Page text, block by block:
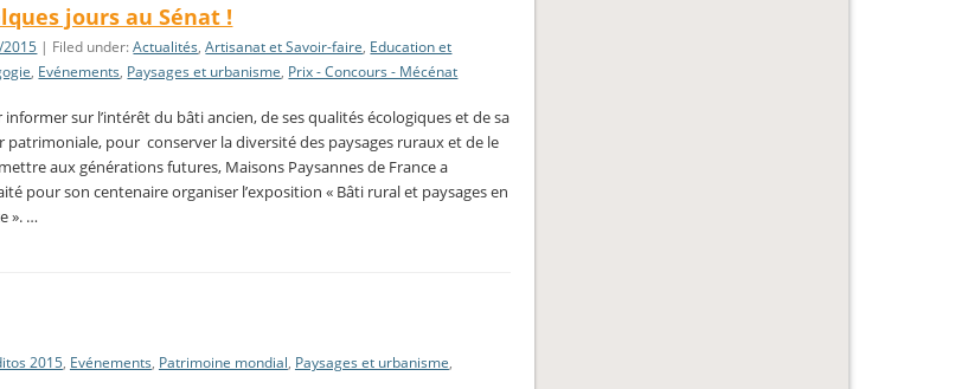
jours au Sénat !
| Filed under:Actualités,Artisanat et Savoir-faire, Education et
, Evénements, Paysages et urbanisme, Prix - Concours - Mécénat
informer sur l’intérêt du bâti ancien, de ses qualités écologiques et de sa
patrimoniale, pour conserver la diversité des paysages ruraux et de le
aux générations futures, Maisons Paysannes de France a
pour son centenaire organiser l’exposition « Bâti rural et paysages en
». …
2015, Evénements, Patrimoine mondial, Paysages et urbanisme,